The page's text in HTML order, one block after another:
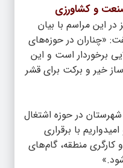
و کشاورزی
این مراسم با بیان
«چناران در حوزه‌های
برخوردار است و این
خیر و برکت برای قشر
در حوزه اشتغال
با برقراری
کارگری منطقه، گام‌های